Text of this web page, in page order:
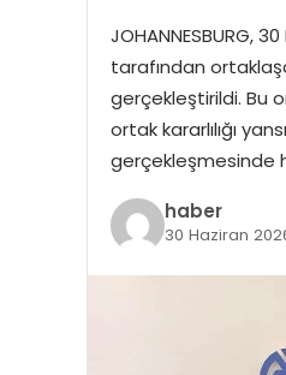
JOHANNESBURG,
tarafından
gerçekleştirildi. Bu
ortak kararlılığı
gerçekleşmesinde
haber
30 Haziran